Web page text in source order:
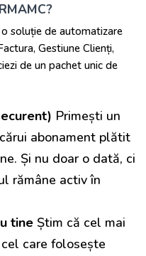
soluție de automatizare
Gestiune Clienți,
de un pachet unic de
Primești un
abonament plătit
Și nu doar o dată, ci
rămâne activ în
tineȘtim că cel mai
care folosește